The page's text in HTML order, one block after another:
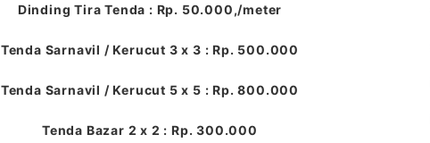
Dinding Tira Tenda : Rp. 50.000,/meter
Tenda Sarnavil / Kerucut 3 x 3 : Rp. 500.000
Tenda Sarnavil / Kerucut 5 x 5 : Rp. 800.000
Tenda Bazar 2 x 2 : Rp. 300.000